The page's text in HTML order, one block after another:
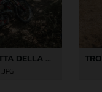
TROFEO R04 - CITTA DELLA PIEVE-365
.JPG